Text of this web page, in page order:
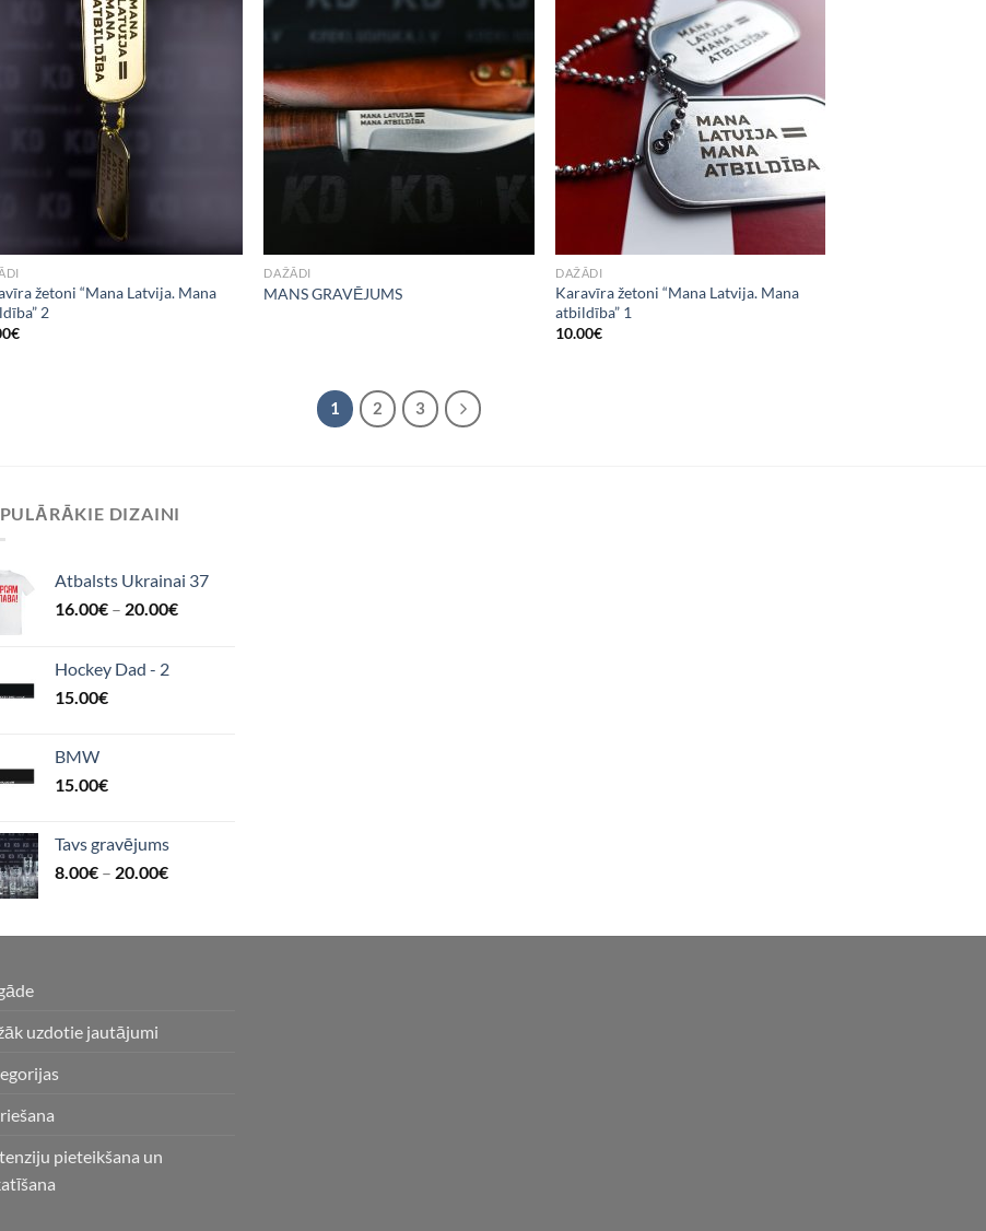
žetoni “Mana Latvija. Mana
2
€
DAŽĀDI
MANS GRAVĒJUMS
Add to
Wishlist
DAŽĀDI
Karavīra žetoni “Mana Latvija. Mana
atbildība” 1
10.00€
1 2 3
DIZAINI
Atbalsts Ukrainai 37
16.00€ – 20.00€
Hockey Dad - 2
15.00€
BMW
15.00€
Tavs gravējums
8.00€ – 20.00€
uzdotie jautājumi
pieteikšana un